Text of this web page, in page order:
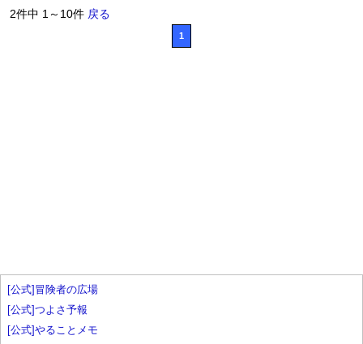
2件中 1～10件 戻る
1
[公式]冒険者の広場
[公式]つよさ予報
[公式]やることメモ